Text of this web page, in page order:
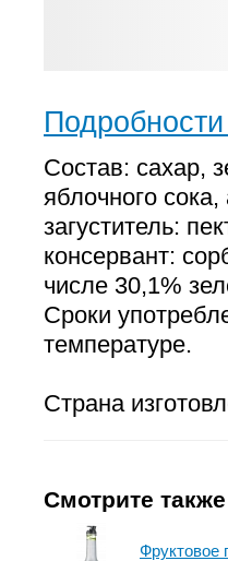
Состав: сахар,
яблочного
загуститель:
консервант:
числе 30,1%
Сроки
температуре.
Страна
Смотрите также
Фруктовое